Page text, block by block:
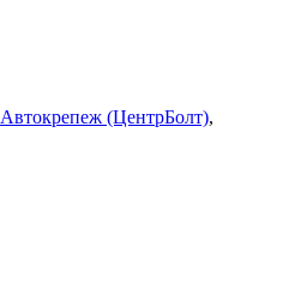
Автокрепеж (ЦентрБолт),